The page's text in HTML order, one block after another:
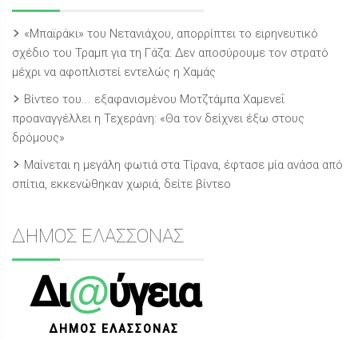
«Μπαϊράκι» του Νετανιάχου, απορρίπτει το ειρηνευτικό
σχέδιο του Τραμπ για τη Γάζα: Δεν αποσύρουμε τον στρατό
μέχρι να αφοπλιστεί εντελώς η Χαμάς
Βίντεο του... εξαφανισμένου Μοτζτάμπα Χαμενεΐ
προαναγγέλλει η Τεχεράνη: «Θα τον δείχνει έξω στους
δρόμους»
Μαίνεται η μεγάλη φωτιά στα Τίρανα, έφτασε μία ανάσα από
σπίτια, εκκενώθηκαν χωριά, δείτε βίντεο
ΔΗΜΟΣ ΕΛΑΣΣΟΝΑΣ
Δι@ύγεια
ΔΗΜΟΣ ΕΛΑΣΣΟΝΑΣ